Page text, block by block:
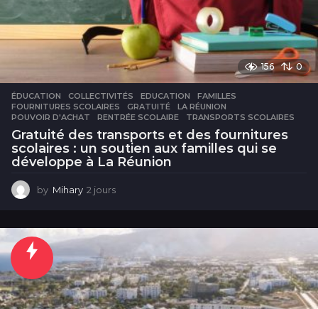
156 0
ÉDUCATION COLLECTIVITÉS ,EDUCATION ,FAMILLES
FOURNITURES SCOLAIRES
,GRATUITÉ ,LA RÉUNION
POUVOIR D'ACHAT
,RENTRÉE SCOLAIRE ,TRANSPORTS SCOLAIRES
Gratuité des transports et des fournitures
scolaires : un soutien aux familles qui se
développe à La Réunion
by Mihary 2 jours
u
s